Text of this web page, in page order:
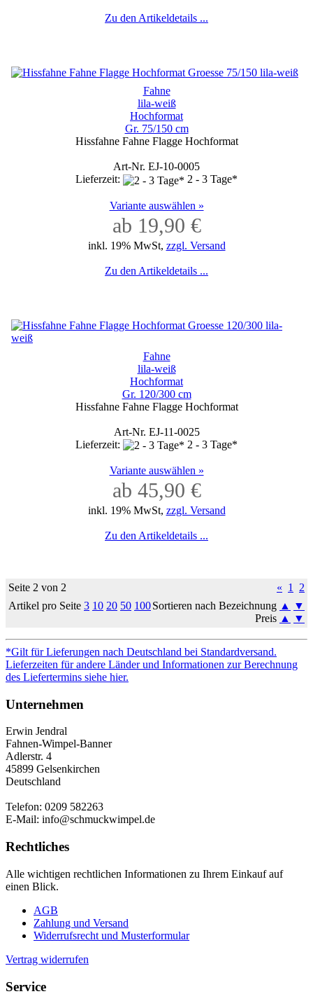
Zu den Artikeldetails ...
Fahne
lila-weiß
Hochformat
Gr. 75/150 cm
Hissfahne Fahne Flagge Hochformat
Art-Nr. EJ-10-0005
Lieferzeit:
2 - 3 Tage*
Variante auswählen »
ab 19,90 €
inkl. 19% MwSt, zzgl. Versand
Zu den Artikeldetails ...
Fahne
lila-weiß
Hochformat
Gr. 120/300 cm
Hissfahne Fahne Flagge Hochformat
Art-Nr. EJ-11-0025
Lieferzeit:
2 - 3 Tage*
Variante auswählen »
ab 45,90 €
inkl. 19% MwSt, zzgl. Versand
Zu den Artikeldetails ...
Seite 2 von 2 « 1
2
Artikel pro Seite 3 10 20 50 100Sortieren nach Bezeichnung ▲
▼
Preis ▲ ▼
*Gilt für Lieferungen nach Deutschland bei Standardversand.
Lieferzeiten für andere Länder und Informationen zur Berechnung
des Liefertermins siehe hier.
Unternehmen
Erwin Jendral
Fahnen-Wimpel-Banner
Adlerstr. 4
45899 Gelsenkirchen
Deutschland
Telefon: 0209 582263
E-Mail: info@schmuckwimpel.de
Rechtliches
Alle wichtigen rechtlichen Informationen zu Ihrem Einkauf auf
einen Blick.
AGB
Zahlung und Versand
Widerrufsrecht und Musterformular
Vertrag widerrufen
Service